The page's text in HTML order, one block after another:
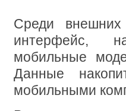
Среди внешних
интерфейс,
мобильные
Данные
мобильными